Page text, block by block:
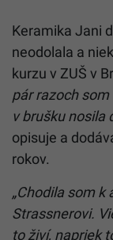
Keramika Jani
neodolala a
kurzu v ZUŠ v
pár razoch
v brušku nosila
opisuje a
rokov.
„Chodila som k
Strassnerovi.
to živí, napriek